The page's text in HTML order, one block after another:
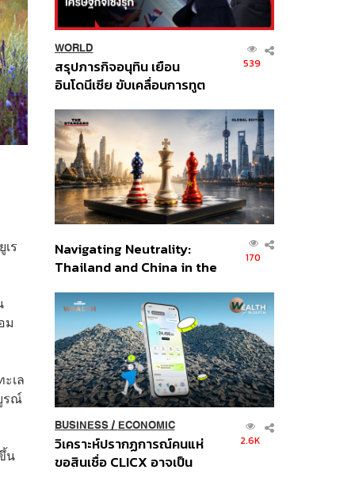
ร
ม
เล
รณ์
น
WORLD
สรุปภารกิจอนุทิน เยือน
อินโดนีเซีย ขับเคลื่อนการทูต
ส่วนยุทธศาสตร์ไทย –
อินโดนีเซีย
539
Navigating Neutrality:
Thailand and China in the
Order
170
BUSINESS/ ECONOMIC
วิเคราะห์ปรากฏการณ์คนแห่
ขอสินเชื่อ CLICX อาจเป็น
2.6K